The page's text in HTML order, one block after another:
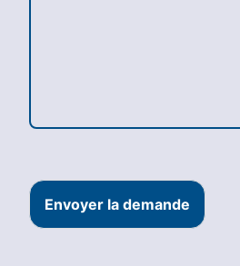
Envoyer la demande